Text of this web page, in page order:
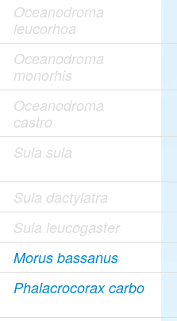
Oceanodroma
leucorhoa
Oceanodroma
monorhis
Oceanodroma
castro
Sula sula
Sula dactylatra
Sula leucogaster
Morus bassanus
Phalacrocorax carbo